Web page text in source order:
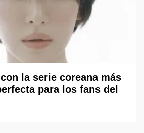
la serie coreana más
para los fans del